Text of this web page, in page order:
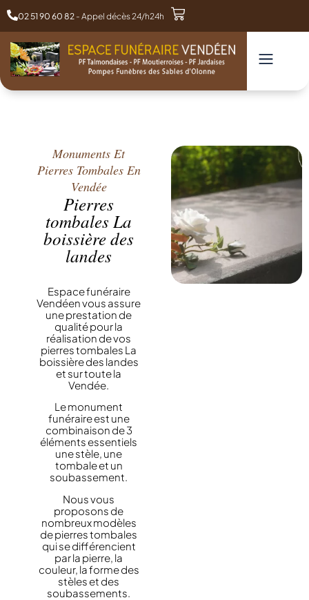
02 51 90 60 82 - Appel décès 24/h24h
Monuments Et
Pierres Tombales En
Vendée
Pierres
tombales La
boissière des
landes
Espace funéraire
Vendéen vous assure
une prestation de
qualité pour la
réalisation de vos
pierres tombales La
boissière des landes
et sur toute la
Vendée.
Le monument
funéraire est une
combinaison de 3
éléments essentiels
une stèle, une
tombale et un
soubassement.
Nous vous
proposons de
nombreux modèles
de pierres tombales
qui se différencient
par la pierre, la
couleur, la forme des
stèles et des
soubassements.